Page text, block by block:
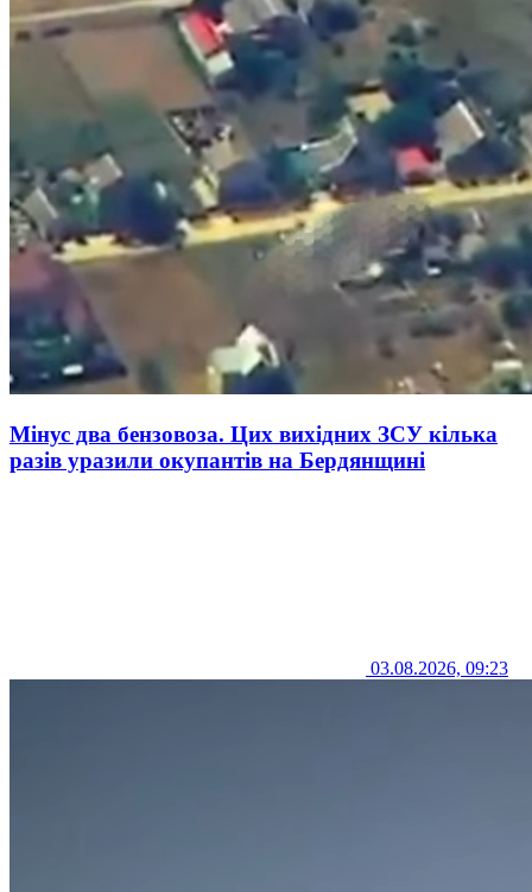
Мінус два бензовоза. Цих вихідних ЗСУ кілька
разів уразили окупантів на Бердянщині
03.08.2026, 09:23